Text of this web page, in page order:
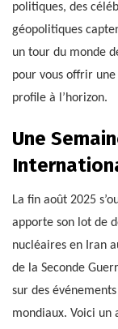
politiques, des
géopolitiques
un tour du monde
pour vous offrir
profile à l’horizon.
Une
La fin août 2025
apporte son lot de
nucléaires en Iran
de la Seconde
sur des
mondiaux. Voici un